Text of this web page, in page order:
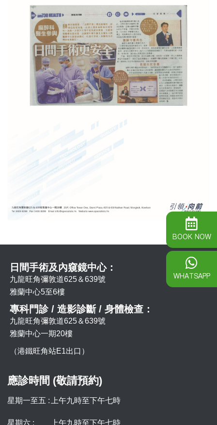
日間手術及內窺鏡中心：
九龍旺角彌敦道625＆639號
雅蘭中心5至6樓
專科門診 / 造影診斷 / 身體檢查：
九龍旺角彌敦道625＆639號
雅蘭中心一期20樓
（港鐵旺角站E1出口）
應診時間 (敬請預約)
星期一至五 : 上午九時至下午七時
星期六 : 上午九時至下午七時
BOOK NOW
WHATSAPP